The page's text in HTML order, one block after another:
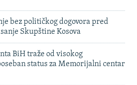
bez političkog dogovora pred
Skupštine Kosova
BiH traže od visokog
status za Memorijalni centar